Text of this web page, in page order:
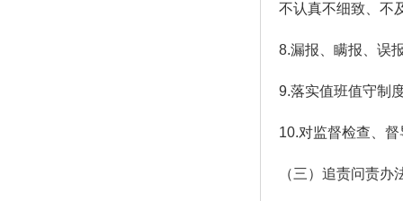
不认真不细致、不
8.漏报、瞒报、误
9.落实值班值守制
10.对监督检查、
（三）追责问责办